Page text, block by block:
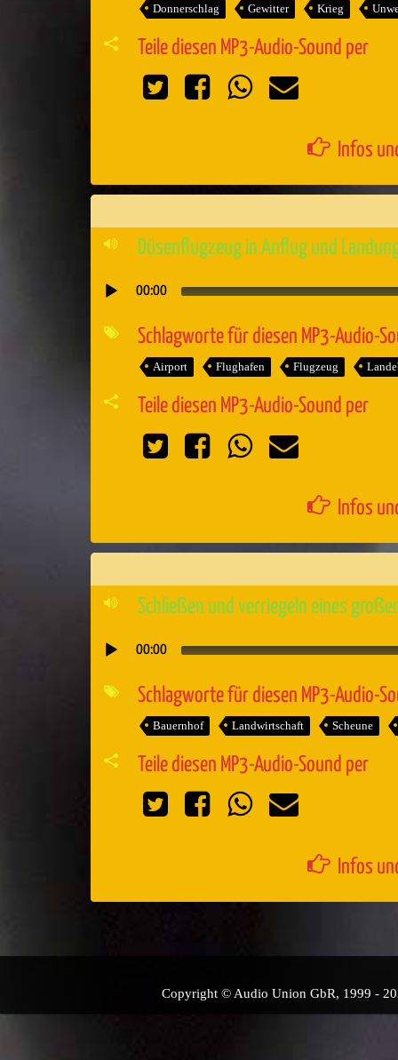
Donnerschlag Gewitter Krieg
Teile diesen MP3-Audio-Sound per
Infos
Düsenflugzeug in Anflug und
Audio-
Player
00:00
Schlagworte für diesen MP3-Audio-
Airport Flughafen Flugzeug
Teile diesen MP3-Audio-Sound per
Infos
Schließen und verriegeln eines
Audio-
Player
00:00
Schlagworte für diesen MP3-Audio-
Bauernhof Landwirtschaft Scheune
Teile diesen MP3-Audio-Sound per
Infos
Copyright © Audio Union GbR, 1999 -